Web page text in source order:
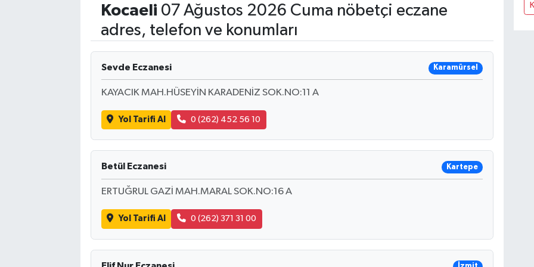
Kocaeli 07 Ağustos 2026 Cuma nöbetçi eczane
adres, telefon ve konumları
Sevde Eczanesi Karamürsel
KAYACIK MAH.HÜSEYİN KARADENİZ SOK.NO:11 A
Yol Tarifi Al 0 (262) 452 56 10
Betül Eczanesi Kartepe
ERTUĞRUL GAZİ MAH.MARAL SOK.NO:16 A
Yol Tarifi Al 0 (262) 371 31 00